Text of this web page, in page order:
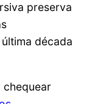
preserva
década
chequear